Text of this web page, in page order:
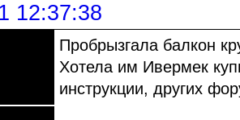
12:37:38
Пробрызгала балкон
Хотела им Ивермек
инструкции, других